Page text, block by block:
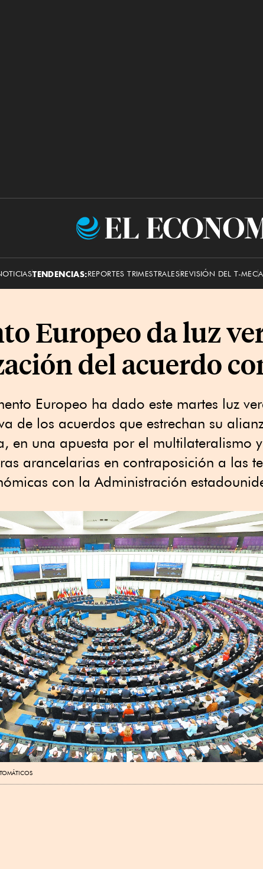
El
TENDENCIAS:REPORTES TRIMESTRALESREVISIÓN DEL T-MEC
Europeo da luz
del acuerdo
Europeo ha dado este martes luz
de los acuerdos que estrechan su
en una apuesta por el multilateralismo
arancelarias en contraposición a las
con la Administración